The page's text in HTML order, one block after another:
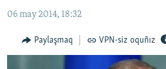
Qıdıruvğa
qaytmaq
MEDENİYET
İNSAN AQLARI
06 may 2014, 18:32
Paylaşmaq VPN-siz oquñız